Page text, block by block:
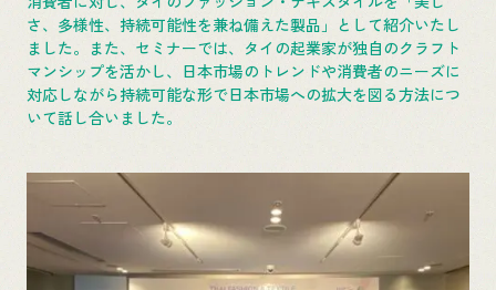
さ、多様性、持続可能性を兼ね備えた製品」として紹介いたし
ました。また、セミナーでは、タイの起業家が独自のクラフト
マンシップを活かし、日本市場のトレンドや消費者のニーズに
対応しながら持続可能な形で日本市場への拡大を図る方法につ
いて話し合いました。